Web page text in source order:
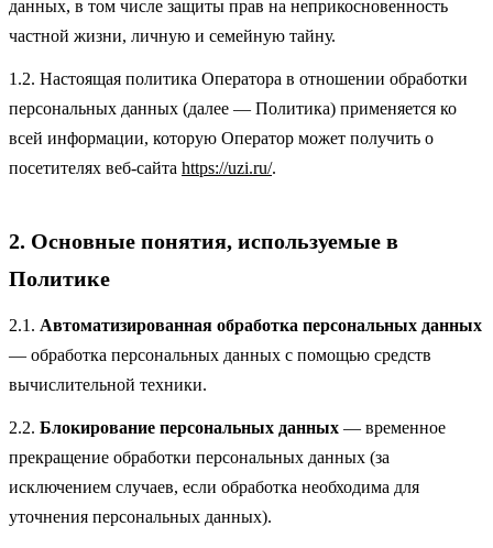
данных, в том числе защиты прав на неприкосновенность
частной жизни, личную и семейную тайну.
1.2. Настоящая политика Оператора в отношении обработки
персональных данных (далее — Политика) применяется ко
всей информации, которую Оператор может получить о
посетителях веб-сайта https://uzi.ru/.
2. Основные понятия, используемые в
Политике
2.1. Автоматизированная обработка персональных данных
— обработка персональных данных с помощью средств
вычислительной техники.
2.2. Блокирование персональных данных — временное
прекращение обработки персональных данных (за
исключением случаев, если обработка необходима для
уточнения персональных данных).